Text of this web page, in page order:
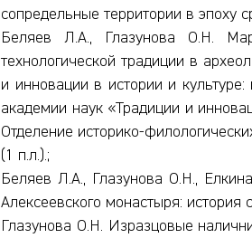
сопредельные территории в эпоху
Беляев Л.А., Глазунова О.Н.
технологической традиции в
и инновации в истории и
академии наук «Традиции и
Отделение историко-
(1 п.л.).;
Беляев Л.А., Глазунова О.Н.,
Алексеевского монастыря: история
Глазунова О.Н. Изразцовые